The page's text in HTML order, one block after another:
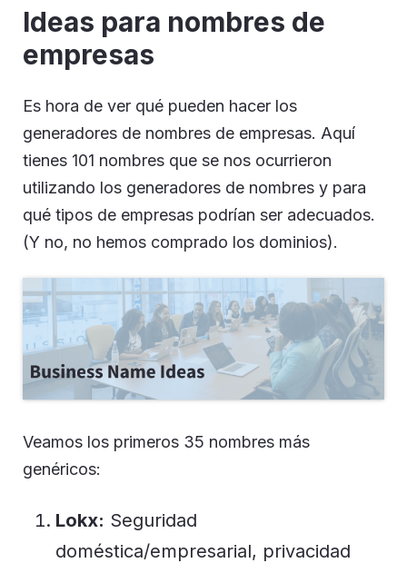
Ideas para nombres de
empresas
Es hora de ver qué pueden hacer los
generadores de nombres de empresas. Aquí
tienes 101 nombres que se nos ocurrieron
utilizando los generadores de nombres y para
qué tipos de empresas podrían ser adecuados.
(Y no, no hemos comprado los dominios).
Veamos los primeros 35 nombres más
genéricos:
Lokx: Seguridad
doméstica/empresarial, privacidad